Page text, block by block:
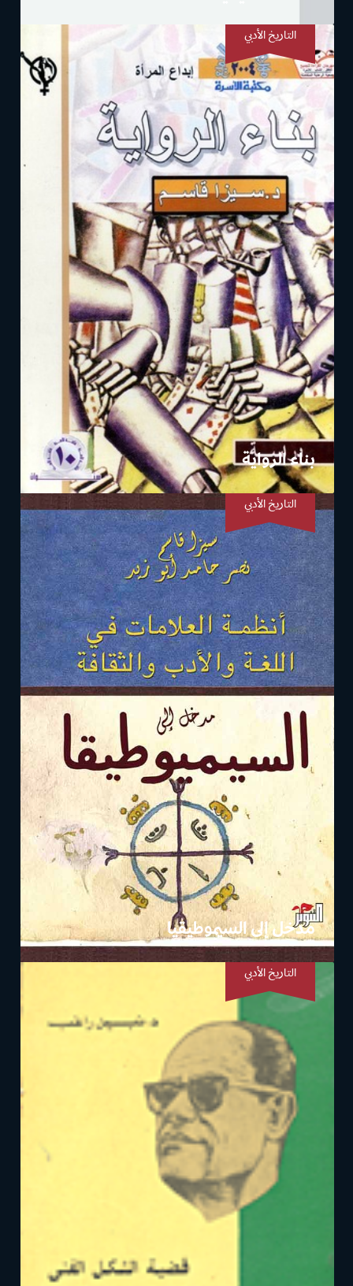
التاريخ الأدبي
بناء الرواية
التاريخ الأدبي
مدخل إلى السيموطيقيا
التاريخ الأدبي